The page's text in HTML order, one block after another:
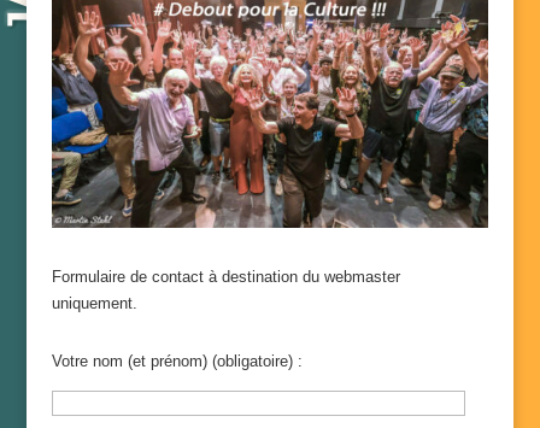
Formulaire de contact à destination du webmaster
uniquement.
Votre nom (et prénom) (obligatoire) :